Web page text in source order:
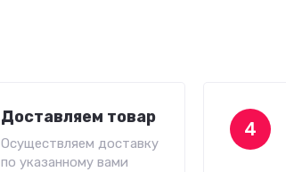
Доставляем товар
Осуществляем доставку
по указанному вами
4